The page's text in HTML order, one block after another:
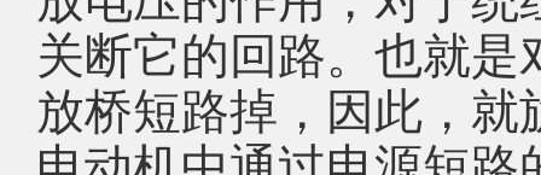
关断它的回路。也就
放桥短路掉，因此，